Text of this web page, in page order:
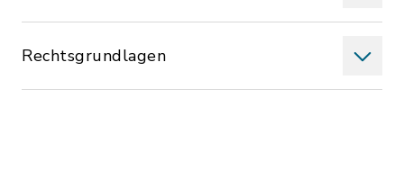
Rechtsgrundlagen